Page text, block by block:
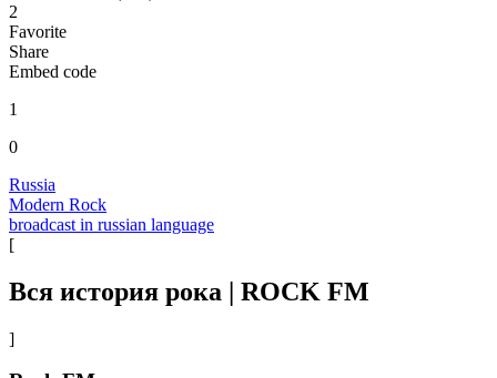
2
Favorite
Share
Embed code
1
0
Russia
Modern Rock
broadcast in russian language
[
Вся история рока | ROCK FM
]